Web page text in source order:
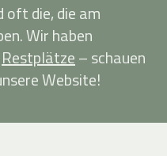
oft die, die am
Wir haben
Restplätze– schauen
Website!